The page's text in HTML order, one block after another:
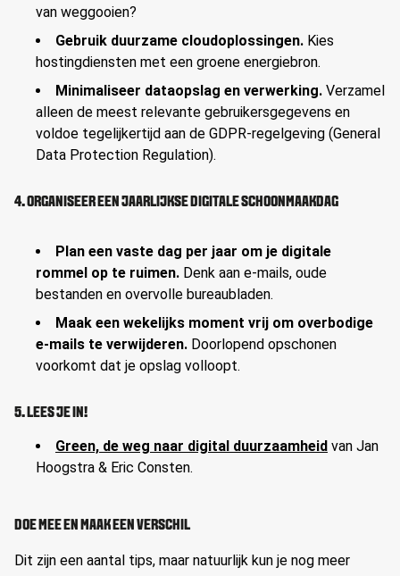
van weggooien?
Gebruik duurzame cloudoplossingen. Kies
hostingdiensten met een groene energiebron.
Minimaliseer dataopslag en verwerking. Verzamel
alleen de meest relevante gebruikersgegevens en
voldoe tegelijkertijd aan de GDPR-regelgeving (General
Data Protection Regulation).
4. ORGANISEER EEN JAARLIJKSE DIGITALE SCHOONMAAKDAG
Plan een vaste dag per jaar om je digitale
rommel op te ruimen. Denk aan e-mails, oude
bestanden en overvolle bureaubladen.
Maak een wekelijks moment vrij om overbodige
e-mails te verwijderen. Doorlopend opschonen
voorkomt dat je opslag volloopt.
5. LEES JE IN!
Green, de weg naar digital duurzaamheid van Jan
Hoogstra & Eric Consten.
DOE MEE EN MAAK EEN VERSCHIL
Dit zijn een aantal tips, maar natuurlijk kun je nog meer